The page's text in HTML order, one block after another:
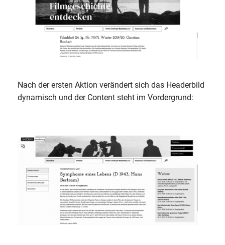
Nach der ersten Aktion verändert sich das Headerbild
dynamisch und der Content steht im Vordergrund: